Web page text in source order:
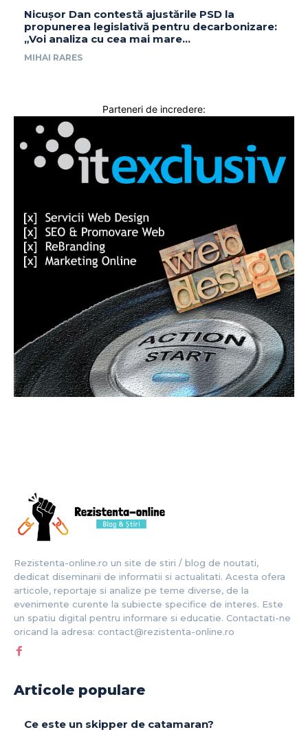
Nicușor Dan contestă ajustările PSD la
propunerea legislativă pentru decarbonizare:
„Voi analiza cu cea mai mare…
MIHAI RARES
Parteneri de incredere:
Rezistenta-online.ro un site de stiri / blog de noutati,
dedicat diseminarii de informatii si actualitati. Acesta ofera
articole, reportaje si analize pe teme diverse, de la
evenimente curente la subiecte specifice de interes. Este
un spatiu digital pentru informare si educatie. Contactati-ne
oricand la adresa: contact@rezistenta-online.ro
Articole populare
Ce este un skipper de catamaran?